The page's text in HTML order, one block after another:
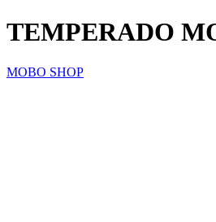
TEMPERADO
MOBO SHOP